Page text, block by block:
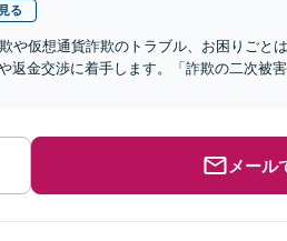
る
や仮想通貨詐欺のトラブル、お困りごと
返金交渉に着手します。「詐欺の二次被
メール